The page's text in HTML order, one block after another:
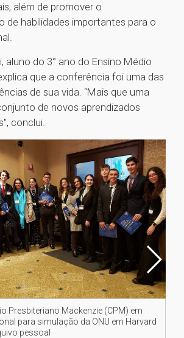
além de promover o
de habilidades importantes para o
aluno do 3° ano do Ensino Médio
que a conferência foi uma das
de sua vida. “Mais que uma
de novos aprendizados
conclui.
Presbiteriano Mackenzie (CPM) em
para simulação da ONU em Harvard
pessoal